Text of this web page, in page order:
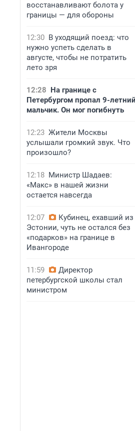
восстанавливают болота у
границы — для обороны
12:30 В уходящий поезд: что
нужно успеть сделать в
августе, чтобы не потратить
лето зря
12:28 На границе с
Петербургом пропал 9-летний
мальчик. Он мог погибнуть
12:23 Жители Москвы
услышали громкий звук. Что
произошло?
12:18 Министр Шадаев:
«Макс» в нашей жизни
остается навсегда
12:07
Кубинец, ехавший из
Эстонии, чуть не остался без
«подарков» на границе в
Ивангороде
11:59
Директор
петербургской школы стал
министром